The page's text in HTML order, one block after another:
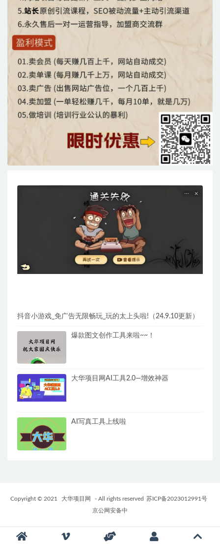
抖音小游戏_免广告无限畅玩_玩的太上头啦!（24.9.10更新）
爆款图文创作工具来啦~~！
大华项目网AI工具2.0—增效神器
AI写真工具上线啦
Copyright © 2021 大华项目网 - All rights reserved 苏ICP备2023012991号
京公网安备中